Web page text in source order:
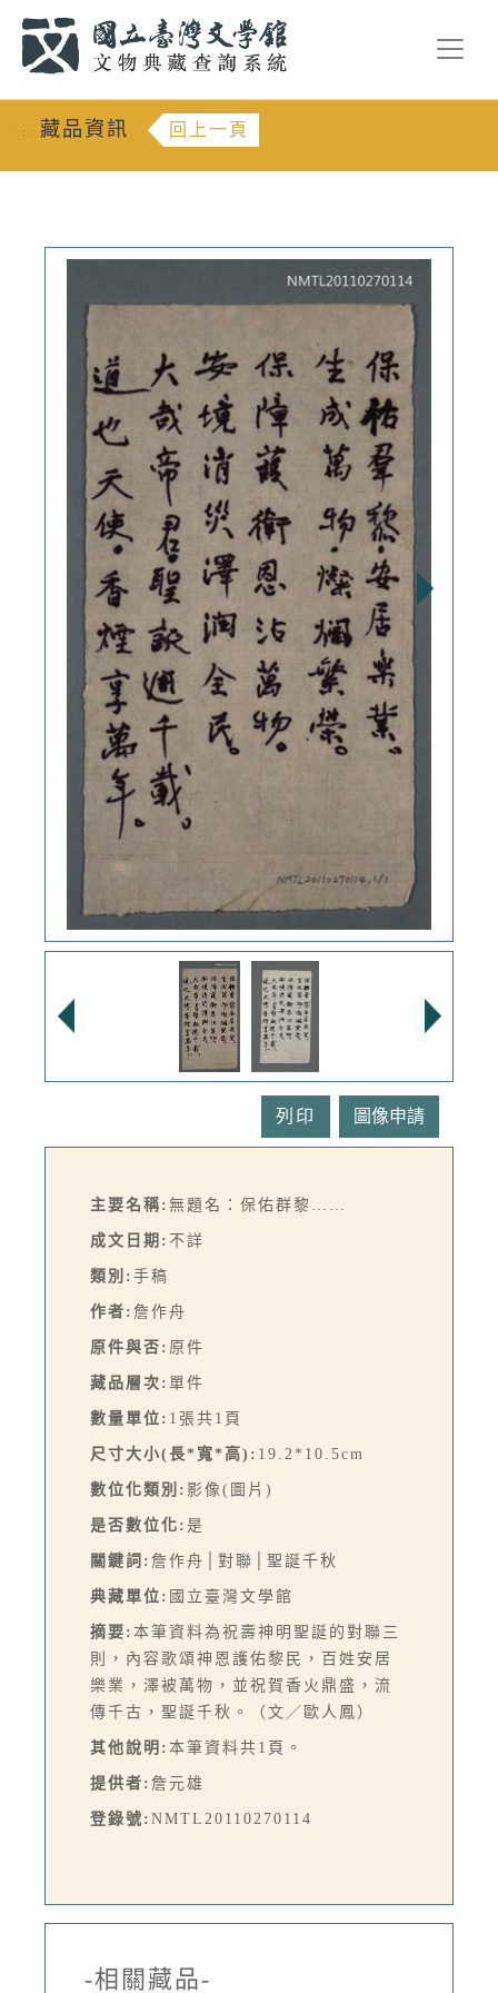
::: 藏品資訊 回上一頁
列印
主要名稱: 無題名：保佑群黎……
成文日期: 不詳
類別: 手稿
作者: 詹作舟
原件與否: 原件
藏品層次: 單件
數量單位: 1張共1頁
尺寸大小(長*寬*高): 19.2*10.5cm
數位化類別: 影像(圖片)
是否數位化: 是
關鍵詞: 詹作舟│對聯│聖誕千秋
典藏單位: 國立臺灣文學館
摘要: 本筆資料為祝壽神明聖誕的對聯三
則，內容歌頌神恩護佑黎民，百姓安居
樂業，澤被萬物，並祝賀香火鼎盛，流
傳千古，聖誕千秋。（文／歐人鳳）
其他說明: 本筆資料共1頁。
提供者: 詹元雄
登錄號: NMTL20110270114
-相關藏品-